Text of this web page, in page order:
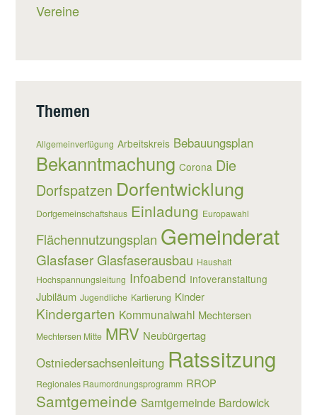
Vereine
Themen
Allgemeinverfügung Arbeitskreis Bebauungsplan
Bekanntmachung Corona Die
Dorfspatzen Dorfentwicklung
Dorfgemeinschaftshaus Einladung Europawahl
Flächennutzungsplan Gemeinderat
Glasfaser Glasfaserausbau Haushalt
Hochspannungsleitung Infoabend Infoveranstaltung
Jubiläum Jugendliche Kartierung Kinder
Kindergarten Kommunalwahl Mechtersen
Mechtersen Mitte MRV Neubürgertag
Ostniedersachsenleitung Ratssitzung
Regionales Raumordnungsprogramm RROP
Samtgemeinde Samtgemeinde Bardowick